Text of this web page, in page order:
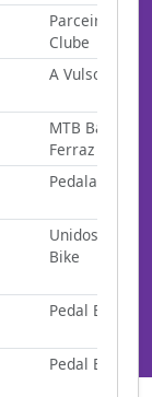
Parceiros Bike
Clube
A Vulso
MTB Barbosa
Ferraz
Pedalada
Unidos Pela
Bike
Pedal E Gole
Pedal E Gole